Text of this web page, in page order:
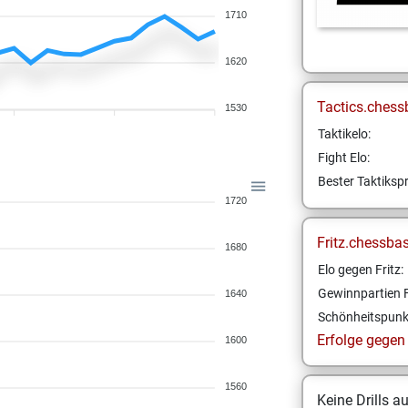
1710
1620
1530
1720
1680
1640
1600
1560
Taktikelo:
Fight Elo:
Bester
Elo gegen Fritz:
Gewinnpartien
Erfolge
Keine Drills